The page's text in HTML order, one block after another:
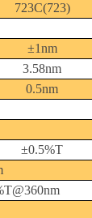
723C(723)
±1nm
3.58nm
0.5nm
±0.5%T
@360nm